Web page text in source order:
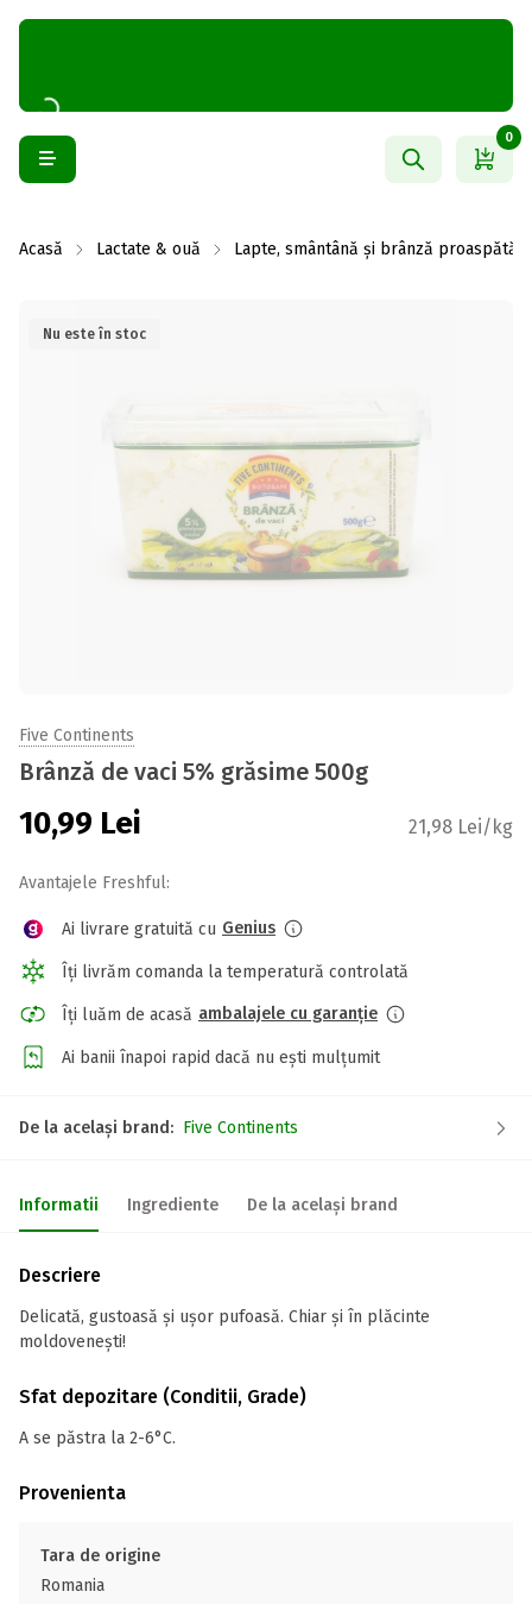
0
Acasă Lactate & ouă Lapte, smântână și brânză proaspătă
Nu este în stoc
Five Continents
Brânză de vaci 5% grăsime 500g
10,99 Lei 21,98 Lei/kg
Avantajele Freshful:
Ai livrare gratuită cu Genius
Îți livrăm comanda la temperatură controlată
Îți luăm de acasă ambalajele cu garanție
Ai banii înapoi rapid dacă nu ești mulțumit
De la același brand: Five Continents
Informatii Ingrediente De la același brand
Descriere
Delicată, gustoasă și ușor pufoasă. Chiar și în plăcinte
moldovenești!
Sfat depozitare (Conditii, Grade)
A se păstra la 2-6°C.
Provenienta
Tara de origine
Romania